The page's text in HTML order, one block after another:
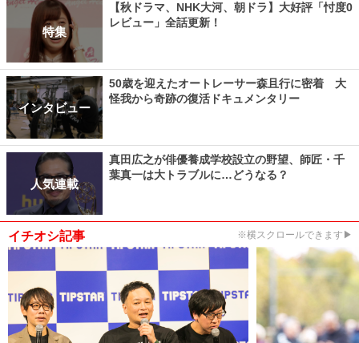
特集
【秋ドラマ、NHK大河、朝ドラ】大好評「忖度0
レビュー」全話更新！
インタビュー
50歳を迎えたオートレーサー森且行に密着 大
怪我から奇跡の復活ドキュメンタリー
人気連載
真田広之が俳優養成学校設立の野望、師匠・千
葉真一は大トラブルに…どうなる？
イチオシ記事 ※横スクロールできます▶